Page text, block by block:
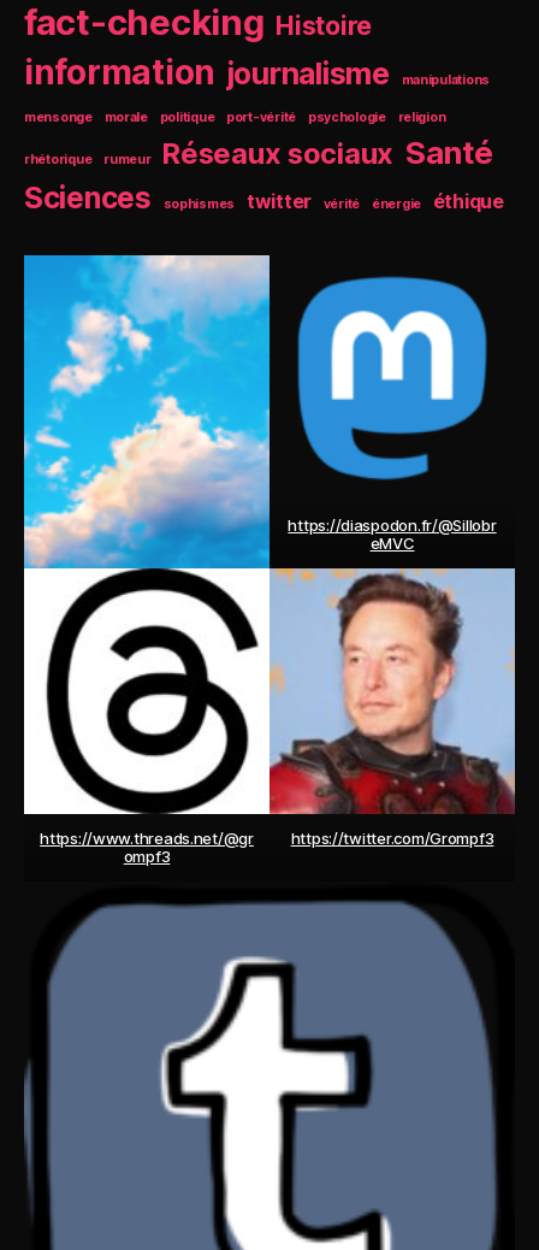
fact-checking Histoire
information journalisme manipulations
mensonge morale politique port-vérité psychologie religion
rhétorique rumeur Réseaux sociaux Santé
Sciences sophismes twitter vérité énergie éthique
https://diaspodon.fr/@Sillobr
eMVC
https://www.threads.net/@gr
ompf3
https://twitter.com/Grompf3